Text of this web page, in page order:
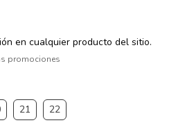
en cualquier producto del sitio.
promociones
21 22